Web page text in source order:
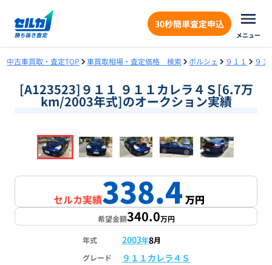
30秒簡単査定申込
メニュー
中古車買取・査定TOP 車買取相場・査定価格 検索 ポルシェ ９１１ ９
[A123523]９１１ ９１１カレラ４Ｓ[6.7万
km/2003年式]のオークション実績
1/18
セルカ実績338.4万円
希望金額340.0万円
年式 2003年8月
グレード
９１１カレラ４Ｓ